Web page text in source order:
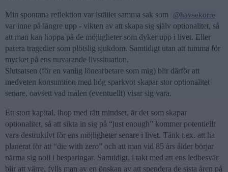
Min spontana reflektion var istället samma sak som @havsekorre
var inne på längre upp - vikten av att skapa sig själv optionalitet, så
att man kan hoppa på de möjligheter som dyker upp i livet. Eller
parera tragedier som plötslig sjukdom. Samtidigt utan att tumma för
mycket på ens nuvarande livssituation.
Slutsatsen (för en vanlig lönearbetare som mig) blir därför att
medveten konsumtion med hög sparkvot skapar stor optionalitet
senare, oavsett vad målen (eventuellt) visar sig vara.
Ett stort kapital, ihop med rätt mindset, är det som skapar
optionalitet, så att sikta in sig på “just enough” kommer potentiellt
vara destruktivt för ens möjligheter senare i livet. Tänk t.ex. att ha
planerat för att “die with zero” och att man vid 85 års ålder börjar
närma sig noll i besparingar. Samtidigt, i takt med att ens ledbesvär
blir att värre, fylls man av en önskan av att spendera de sista åren på